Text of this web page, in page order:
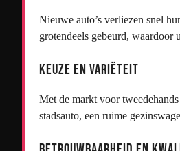
Nieuwe auto’s verliezen snel
grotendeels gebeurd, waardoor
Keuze en Variëteit
Met de markt voor
stadsauto, een ruime